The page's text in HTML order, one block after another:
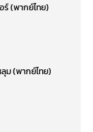
ร์ (พากย์ไทย)
ม (พากย์ไทย)